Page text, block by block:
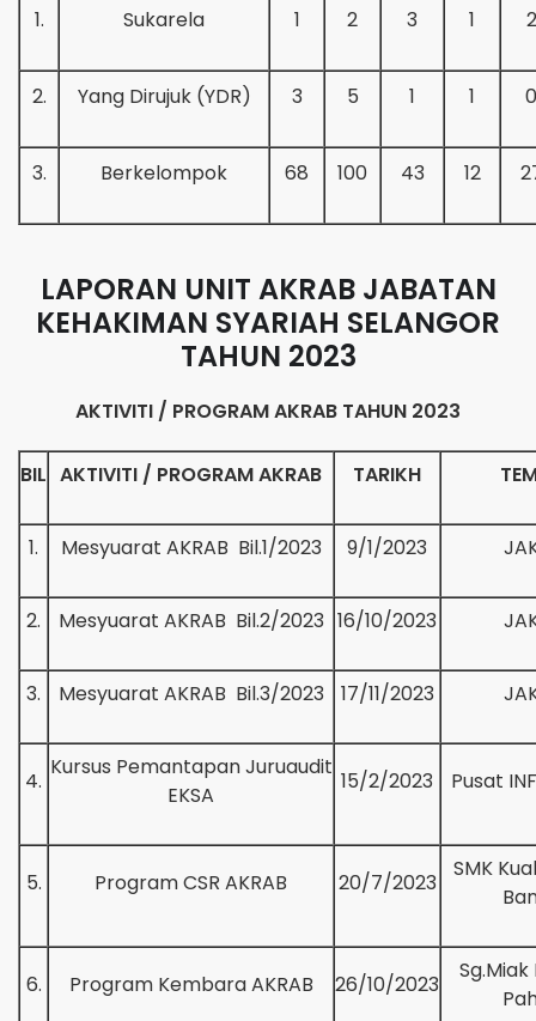
1. Sukarela 1 2 3 1 2
2. Yang Dirujuk (YDR) 3 5 1 1 0
3. Berkelompok 68 100 43 12
LAPORAN UNIT AKRAB JABATAN
KEHAKIMAN SYARIAH SELANGOR
TAHUN 2023
AKTIVITI / PROGRAM AKRAB TAHUN 2023
BIL AKTIVITI / PROGRAM AKRAB TARIKH
1. Mesyuarat AKRAB Bil.1/2023 9/1/2023
2. Mesyuarat AKRAB Bil.2/2023 16/10/2023
3. Mesyuarat AKRAB Bil.3/2023 17/11/2023
4.
Kursus Pemantapan Juruaudit
EKSA
15/2/2023 Pusat
5. Program CSR AKRAB 20/7/2023
SMK
6. Program Kembara AKRAB 26/10/2023